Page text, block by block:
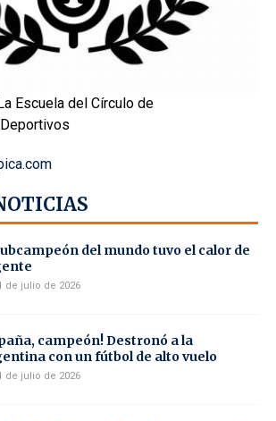
Escuela del Círculo de
del mundo tuvo el calor de
de julio de 2026
campeón! Destronó a la
con un fútbol de alto vuelo
de julio de 2026